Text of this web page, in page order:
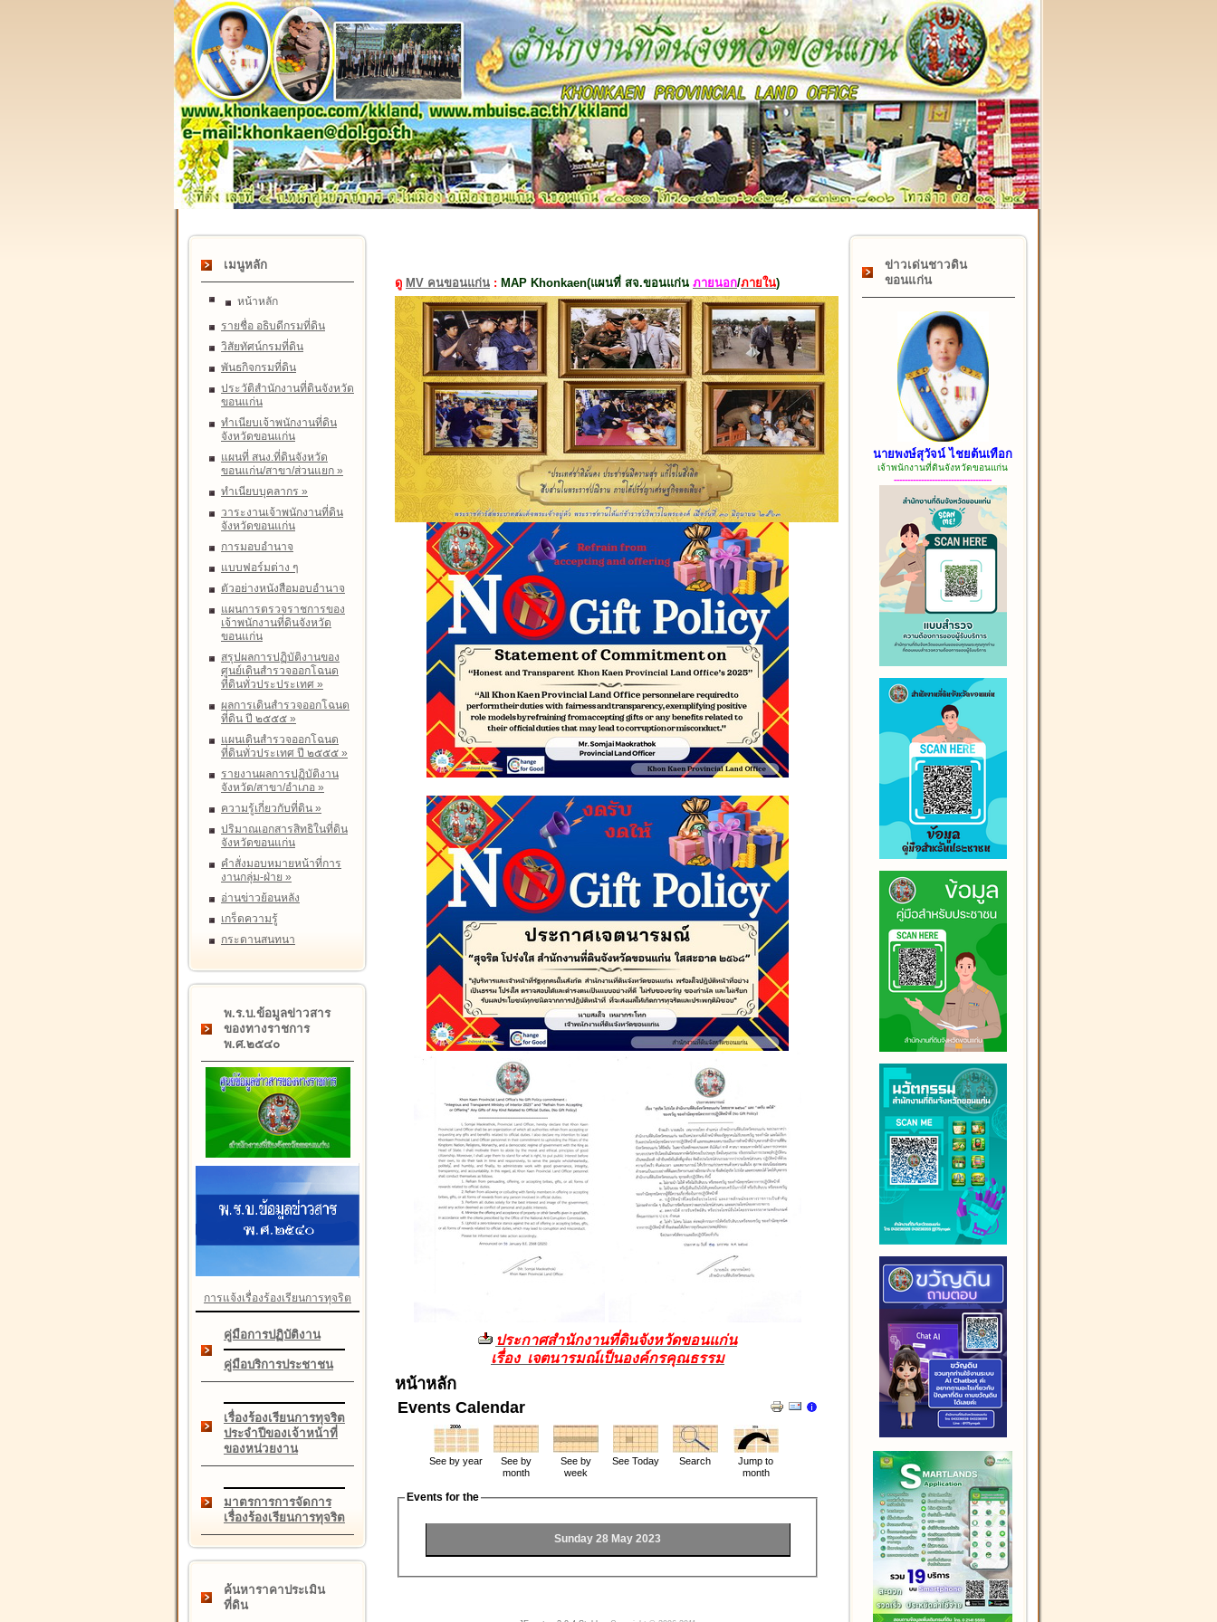
เมนูหลัก
หน้าหลัก
รายชื่อ อธิบดีกรมที่ดิน
วิสัยทัศน์กรมที่ดิน
พันธกิจกรมที่ดิน
ประวัติสำนักงานที่ดินจังหวัด
ขอนแก่น
ทำเนียบเจ้าพนักงานที่ดิน
จังหวัดขอนแก่น
แผนที่ สนง.ที่ดินจังหวัด
ขอนแก่น/สาขา/ส่วนแยก »
ทำเนียบบุคลากร »
วาระงานเจ้าพนักงานที่ดิน
จังหวัดขอนแก่น
การมอบอำนาจ
แบบฟอร์มต่าง ๆ
ตัวอย่างหนังสือมอบอำนาจ
แผนการตรวจราชการของ
เจ้าพนักงานที่ดินจังหวัด
ขอนแก่น
สรุปผลการปฏิบัติงานของ
ศูนย์เดินสำรวจออกโฉนด
ที่ดินทั่วประประเทศ »
ผลการเดินสำรวจออกโฉนด
ที่ดิน ปี ๒๕๕๕ »
แผนเดินสำรวจออกโฉนด
ที่ดินทั่วประเทศ ปี ๒๕๕๕ »
รายงานผลการปฏิบัติงาน
จังหวัด/สาขา/อำเภอ »
ความรู้เกี่ยวกับที่ดิน »
ปริมาณเอกสารสิทธิในที่ดิน
จังหวัดขอนแก่น
คำสั่งมอบหมายหน้าที่การ
งานกลุ่ม-ฝ่าย »
อ่านข่าวย้อนหลัง
เกร็ดความรู้
กระดานสนทนา
พ.ร.บ.ข้อมูลข่าวสาร
ของทางราชการ
พ.ศ.๒๕๔๐
การแจ้งเรื่องร้องเรียนการทุจริต
คู่มือการปฏิบัติงาน
คู่มือบริการประชาชน
เรื่องร้องเรียนการทุจริต
ประจำปีของเจ้าหน้าที่
ของหน่วยงาน
มาตรการการจัดการ
เรื่องร้องเรียนการทุจริต
ค้นหาราคาประเมิน
ที่ดิน
๑๗ กุมภาพันธ์ "วันคล้ายวันสถาปนากรมที่ดิน" ครบรอบ ๑๒๒
ดู MV คนขอนแก่น : MAP Khonkaen(แผนที่ สจ.ขอนแก่น ภายนอก/ภายใน)
ประกาศสำนักงานที่ดินจังหวัดขอนแก่น
เรื่อง เจตนารมณ์เป็นองค์กรคุณธรรม
หน้าหลัก
Events Calendar
See by year
See by
month
See by
week
See Today Search
Jump to
month
Events for the
Sunday 28 May 2023
ข่าวเด่นชาวดิน
ขอนแก่น
นายพงษ์สุวัจน์ ไชยต้นเทือก
เจ้าพนักงานที่ดินจังหวัดขอนแก่น
------------------------------------